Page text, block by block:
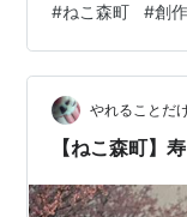
ラボ』という名
みにし、昨今の
を緩ませるので
えキャラたちが
魅魍魎たちが胎
#ねこ森町 #創作
やれることだ
【ねこ森町】